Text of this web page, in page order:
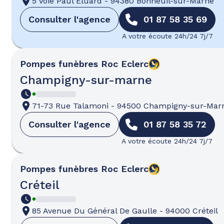
Consulter l'agence 01 87 58 35 69
A votre écoute 24h/24 7j/7
Pompes funèbres Roc Eclerc
Champigny-sur-marne
71-73 Rue Talamoni - 94500 Champigny-sur-
Consulter l'agence 01 87 58 35 72
A votre écoute 24h/24 7j/7
Pompes funèbres Roc Eclerc
Créteil
85 Avenue Du Général De Gaulle - 94000 Créteil